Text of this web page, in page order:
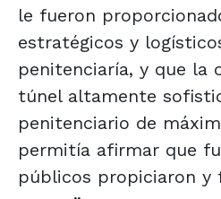
le fueron
estratégicos y
penitenciaría, y que la
túnel altamente
penitenciario de
permitía afirmar que
públicos propiciaron y